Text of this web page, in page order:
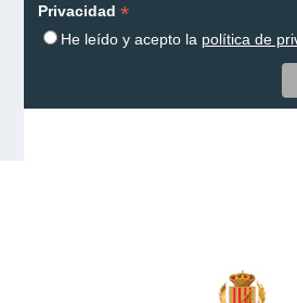
Privacidad *
He leído y acepto la política de